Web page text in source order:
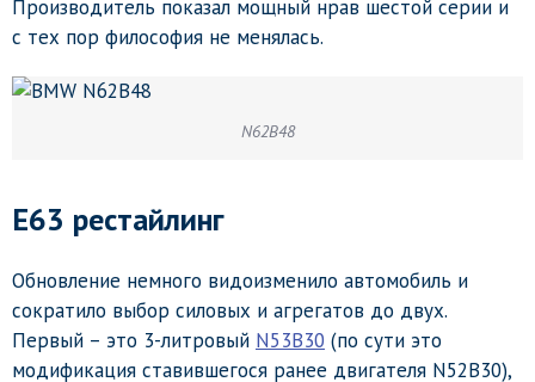
Производитель показал мощный нрав шестой серии и
с тех пор философия не менялась.
N62B48
E63 рестайлинг
Обновление немного видоизменило автомобиль и
сократило выбор силовых и агрегатов до двух.
Первый – это 3-литровый N53B30 (по сути это
модификация ставившегося ранее двигателя N52B30),